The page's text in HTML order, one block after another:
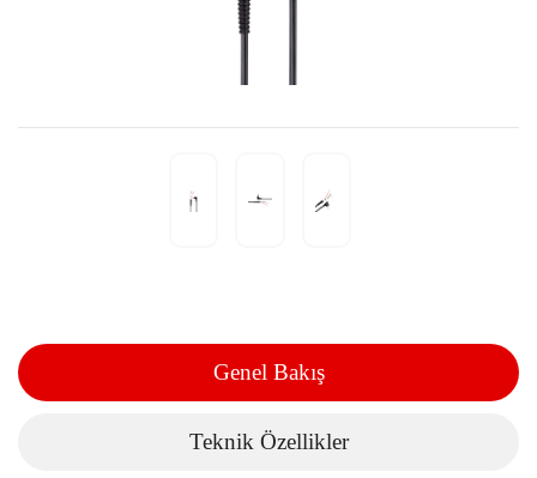
Genel Bakış
Teknik Özellikler